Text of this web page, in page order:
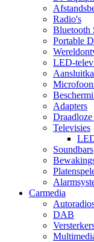
Radio's
Bluetooth
Portable
LED-
Adapters
Draadloze
Televisies
Soundbars
Carmedia
DAB